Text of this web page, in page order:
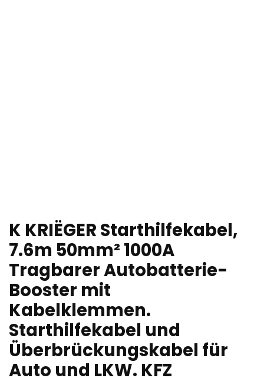
K KRIËGER Starthilfekabel,
7.6m 50mm² 1000A
Tragbarer Autobatterie-
Booster mit
Kabelklemmen.
Starthilfekabel und
Überbrückungskabel für
Auto und LKW. KFZ